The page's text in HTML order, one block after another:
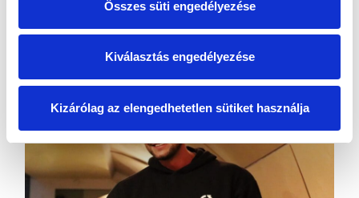
Összes süti engedélyezése
Kiválasztás engedélyezése
Kizárólag az elengedhetetlen sütiket használja